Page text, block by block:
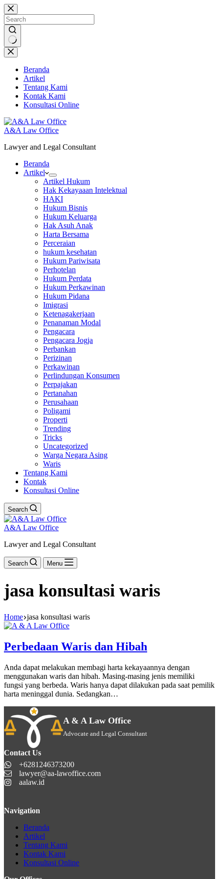
Skip
to
content
No
results
Beranda
Artikel
Tentang Kami
Kontak Kami
Konsultasi Online
A&A Law Office
Lawyer and Legal Consultant
Beranda
Artikel
Artikel Hukum
Hak Kekayaaan Intelektual
HAKI
Hukum Bisnis
Hukum Keluarga
Hak Asuh Anak
Harta Bersama
Perceraian
hukum kesehatan
Hukum Pariwisata
Perhotelan
Hukum Perdata
Hukum Perkawinan
Hukum Pidana
Imigrasi
Ketenagakerjaan
Penanaman Modal
Pengacara
Pengacara Jogja
Perbankan
Perizinan
Perkawinan
Perlindungan Konsumen
Perpajakan
Pertanahan
Perusahaan
Poligami
Properti
Trending
Tricks
Uncategorized
Warga Negara Asing
Waris
Tentang Kami
Kontak
Konsultasi Online
Search
A&A Law Office
Lawyer and Legal Consultant
Search Menu
jasa konsultasi waris
Home jasa konsultasi waris
Perbedaan Waris dan Hibah
Anda dapat melakukan membagi harta kekayaannya dengan
menggunakan waris dan hibah. Masing-masing jenis memiliki
fungsi yang berbeda. Waris hanya dapat dilakukan pada saat pemilik
harta meninggal dunia. Sedangkan…
A & A Law Office
Advocate and Legal Consultant
Contact Us
+6281246373200
lawyer@aa-lawoffice.com
aalaw.id
Navigation
Beranda
Artikel
Tentang Kami
Kontak Kami
Konsultasi Online